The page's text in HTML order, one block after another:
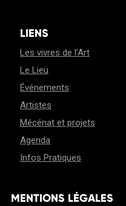
LIENS
Les vivres de l’Art
Le Lieu
Événements
Artistes
Mécénat et projets
Agenda
Infos Pratiques
MENTIONS LÉGALES